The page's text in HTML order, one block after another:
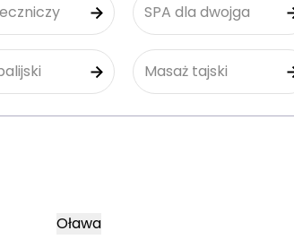
SPA dla dwojga
Masaż tajski
Oława